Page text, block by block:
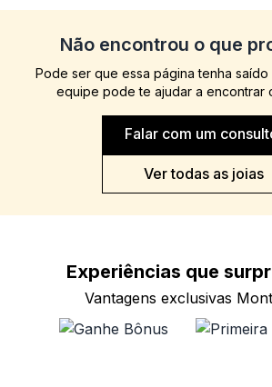
Não encontrou o que
Pode ser que essa página tenha saído
equipe pode te ajudar a encontrar
Falar com um
Ver todas as joias
Experiências que
Vantagens exclusivas
Compre com
Conheça o